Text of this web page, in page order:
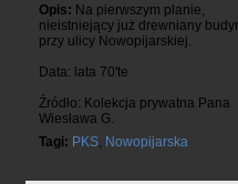
Opis: Na pierwszym planie,
nieistniejący już drewniany
przy ulicy Nowopijarskiej.
Data: lata 70'te
Źródło: Kolekcja prywatna Pana
Wiesława G.
Tagi: PKS, Nowopijarska